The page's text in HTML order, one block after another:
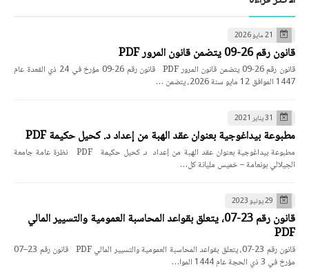
21 مايو 2026
قانون رقم 26-09 يتضمن قانون المرور PDF
قانون رقم 26-09 يتضمن قانون المرور PDF قانون رقم 26-09 مؤرخ في 24 ذي القعدة عام
1447 الموافق 12 مايو سنة 2026، يتضمن …
31 يناير 2021
مطبوعة بيداغوجية بعنوان عقد الهبة من إعداد د. كحيل حكيمة PDF
مطبوعة بيداغوجية بعنوان عقد الهبة من إعداد د. كحيل حكيمة PDF نظرة عامة جامعة
الجيلالي بونعامة – خميس مليانة كل…
29 يونيو 2023
قانون رقم 23-07، يتعلق بقواعد المحاسبة العمومية والتسيير المالي
PDF
قانون رقم 23-07، يتعلق بقواعد المحاسبة العمومية والتسيير المالي PDF قانون رقم 23–07
مؤرخ في 3 ذي الحجة عام 1444 الموا…